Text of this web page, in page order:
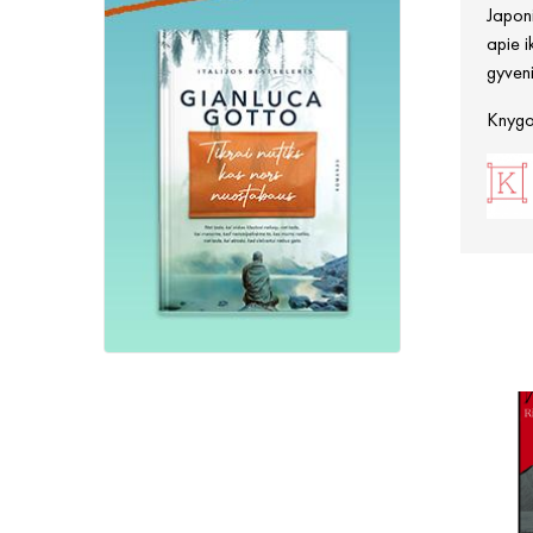
apie